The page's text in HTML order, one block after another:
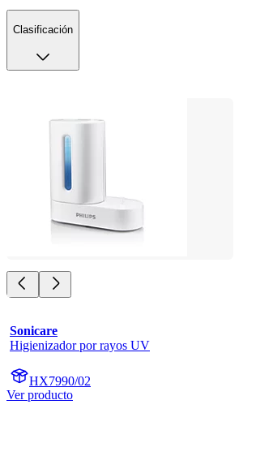
Clasificación
Sonicare
Higienizador por rayos UV
HX7990/02
Ver producto